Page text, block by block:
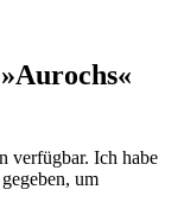
verfügbar. Ich habe
um